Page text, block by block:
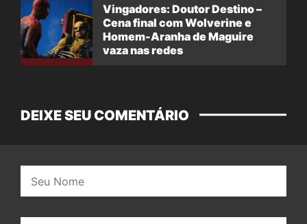
Vingadores: Doutor Destino –
Cena final com Wolverine e
Homem-Aranha de Maguire
vaza nas redes
DEIXE SEU COMENTÁRIO